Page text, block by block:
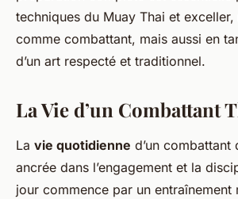
techniques du Muay Thai et exceller,
comme combattant, mais aussi en
d’un art respecté et traditionnel.
La Vie d’un Combattant
La vie quotidienne d’un combattant
ancrée dans l’engagement et la
jour commence par un entraînement